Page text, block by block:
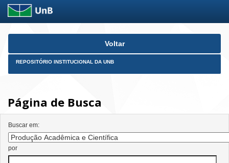
Skip
Voltar
REPOSITÓRIO INSTITUCIONAL DA UNB
Página de Busca
Buscar em:
por